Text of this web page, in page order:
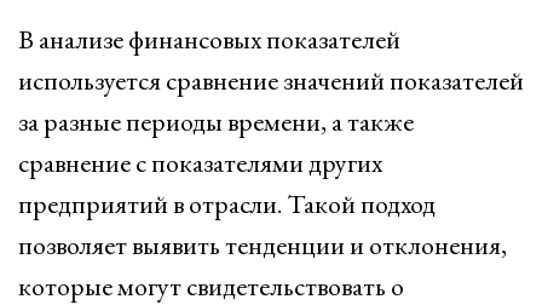
В анализе финансовых показателей
используется сравнение значений показателей
за разные периоды времени, а также
сравнение с показателями других
предприятий в отрасли. Такой подход
позволяет выявить тенденции и отклонения,
которые могут свидетельствовать о